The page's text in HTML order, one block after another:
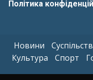
Політика
Новини
Культура
Спорт